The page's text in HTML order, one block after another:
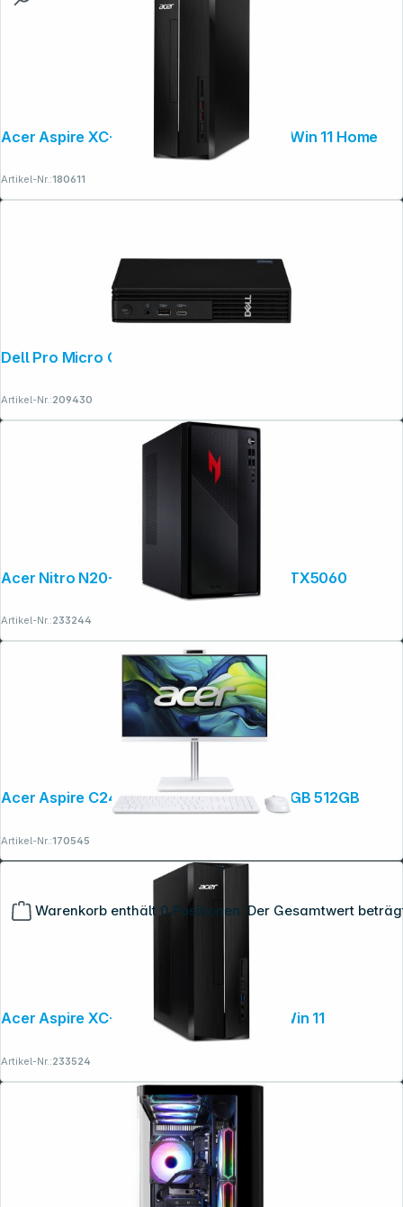
Warenkorb enthält 0 Positionen. Der Gesamtwert
Acer Aspire XC-1860 CU5 16GB 1TB SSD Win 11 Home
Artikel-Nr.:180611
Dell Pro Micro QCM 1250
Artikel-Nr.:209430
Acer Nitro N20-101 Core 5 16GB 512GB RTX5060
Artikel-Nr.:233244
Acer Aspire C24-1 60,45cm (23,8") Ci3 8GB 512GB
Artikel-Nr.:170545
Acer Aspire XC-1785 Ci3 16GB 1TB SSD Win 11
Artikel-Nr.:233524